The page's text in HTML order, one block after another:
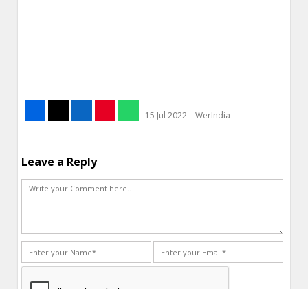
15 Jul 2022 WerIndia
Leave a Reply